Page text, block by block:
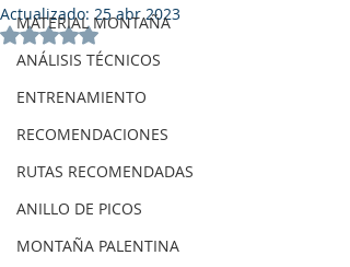
MATERIAL MONTAÑA
ANÁLISIS TÉCNICOS
ENTRENAMIENTO
RECOMENDACIONES
RUTAS RECOMENDADAS
ANILLO DE PICOS
MONTAÑA PALENTINA
Actualizado: 25 abr 2023
Obtuvo NaN de 5 estrellas.